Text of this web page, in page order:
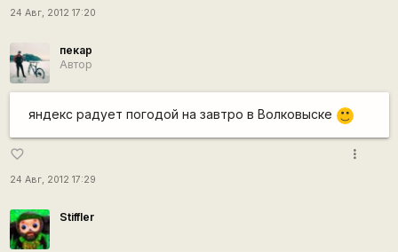
24 Авг, 2012 17:20
пекар
Автор
яндекс радует погодой на завтро в Волковыске :)
favorite_border
24 Авг, 2012 17:29
more_vert
Stiffler